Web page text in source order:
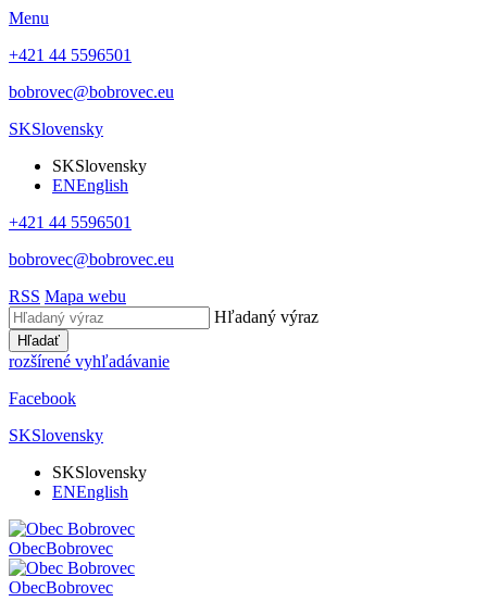
Menu
+421 44 5596501
bobrovec@bobrovec.eu
SKSlovensky
SKSlovensky
ENEnglish
+421 44 5596501
bobrovec@bobrovec.eu
RSS Mapa webu
Hľadaný výraz
Hľadať
rozšírené vyhľadávanie
Facebook
SKSlovensky
SKSlovensky
ENEnglish
ObecBobrovec
ObecBobrovec